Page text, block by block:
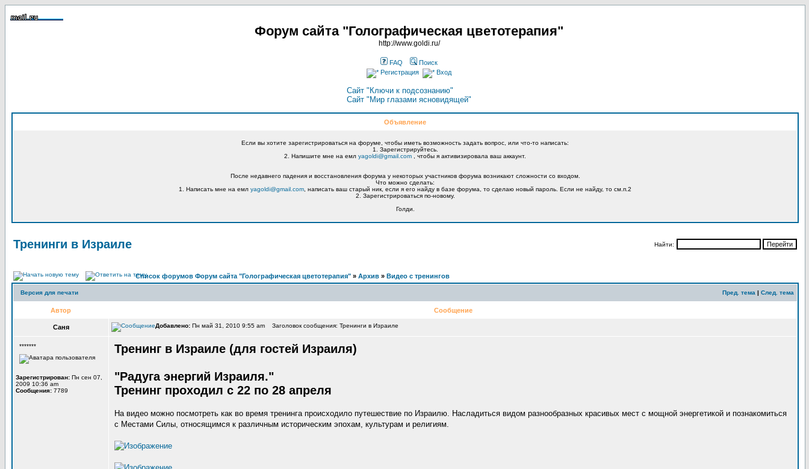
Форум сайта "Голографическая цветотерапия"
http://www.goldi.ru/
FAQ
Поиск
Регистрация
Вход
Сайт "Ключи к подсознанию"
Сайт "Мир глазами ясновидящей"
Объявление
Если вы хотите зарегистрироваться на форуме, чтобы иметь возможность задать вопрос, или что-то написать:
1. Зарегистрируйтесь.
2. Напишите мне на емл yagoldi@gmail.com , чтобы я активизировала ваш аккаунт.
После недавнего падения и восстановления форума у некоторых участников форума возникают сложности со входом.
Что можно сделать:
1. Написать мне на емл yagoldi@gmail.com , написать ваш старый ник, если я его найду в базе форума, то сделаю новый пароль. Если не найду, то см.п.2
2. Зарегистрироваться по-новому.
Голди.
Тренинги в Израиле Найти:
Список форумов Форум сайта "Голографическая цветотерапия" » Архив » Видео с тренингов
Версия для печати Пред. тема | След. тема
Автор Сообщение
Саня Добавлено: Пн май 31, 2010 9:55 am Заголовок сообщения: Тренинги в Израиле
*******
Зарегистрирован: Пн сен 07,
2009 10:36 am
Сообщения: 7789
Тренинг в Израиле (для гостей Израиля)
"Радуга энергий Израиля."
Тренинг проходил с 22 по 28 апреля
На видео можно посмотреть как во время тренинга происходило путешествие по Израилю. Насладиться видом разнообразных красивых мест с мощной энергетикой и познакомиться
с Местами Силы, относящимся к различным историческим эпохам, культурам и религиям.